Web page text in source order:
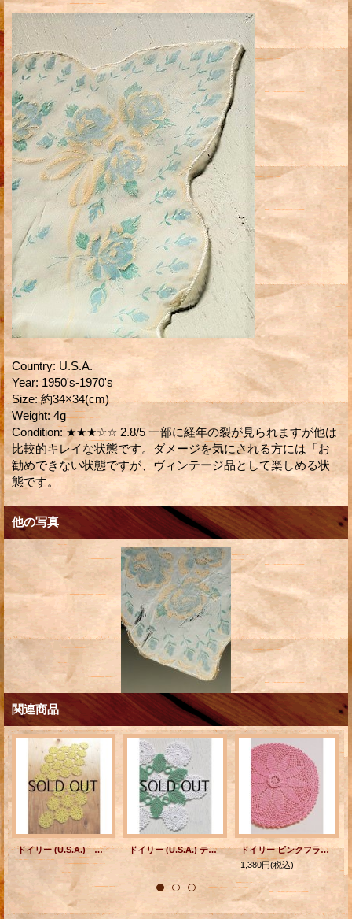
Country: U.S.A.
Year: 1950's-1970's
Size: 約34×34(cm)
Weight: 4g
Condition: ★★★☆☆ 2.8/5 一部に経年の裂が見られますが他は
比較的キレイな状態です。ダメージを気にされる方には「お
勧めできない状態ですが、ヴィンテージ品として楽しめる状
態です。
他の写真
関連商品
ドイリー (U.S.A.) テーブルセンター フラワー(9/16) イエロー 菱形 各1枚 ドイリー (U.S.A.) テーブルセンター/マット color: グリーン/ホワイト
ドイリー ピンクフラワー/サークル U.S.A. 各1枚
1,380円(税込)